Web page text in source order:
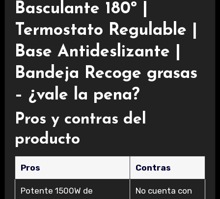
Basculante 180º |
Termostato Regulable |
Base Antideslizante |
Bandeja Recoge grasas
– ¿vale la pena?
Pros y contras del
producto
Pros Contras
Potente 1500W de
No cuenta con